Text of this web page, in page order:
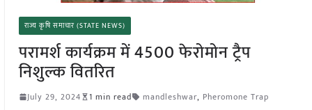
राज्य कृषि समाचार (STATE NEWS)
परामर्श कार्यक्रम में 4500 फेरोमोन ट्रैप
निशुल्क वितरित
July 29, 2024 1 min read mandleshwar, Pheromone Trap